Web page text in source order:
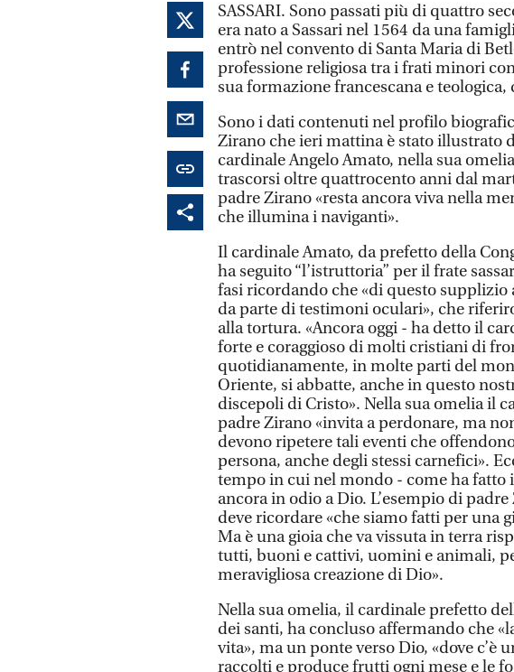
SASSARI. Sono passati più di quattro
era nato a Sassari nel 1564 da una
entrò nel convento di Santa Maria di
professione religiosa tra i frati minori
sua formazione francescana e
Sono i dati contenuti nel profilo
Zirano che ieri mattina è stato illustrato
cardinale Angelo Amato, nella sua
trascorsi oltre quattrocento anni dal
padre Zirano «resta ancora viva nella
che illumina i naviganti».
Il cardinale Amato, da prefetto della
ha seguito “l’istruttoria” per il frate
fasi ricordando che «di questo
da parte di testimoni oculari», che
alla tortura. «Ancora oggi - ha detto il
forte e coraggioso di molti cristiani di
quotidianamente, in molte parti del
Oriente, si abbatte, anche in questo
discepoli di Cristo». Nella sua omelia il
padre Zirano «invita a perdonare, ma
devono ripetere tali eventi che
persona, anche degli stessi carnefici».
tempo in cui nel mondo - come ha fatto
ancora in odio a Dio. L’esempio di
deve ricordare «che siamo fatti per una
Ma è una gioia che va vissuta in terra
tutti, buoni e cattivi, uomini e animali,
meravigliosa creazione di Dio».
Nella sua omelia, il cardinale prefetto
dei santi, ha concluso affermando che
vita», ma un ponte verso Dio, «dove c’è
raccolti e produce frutti ogni mese e le